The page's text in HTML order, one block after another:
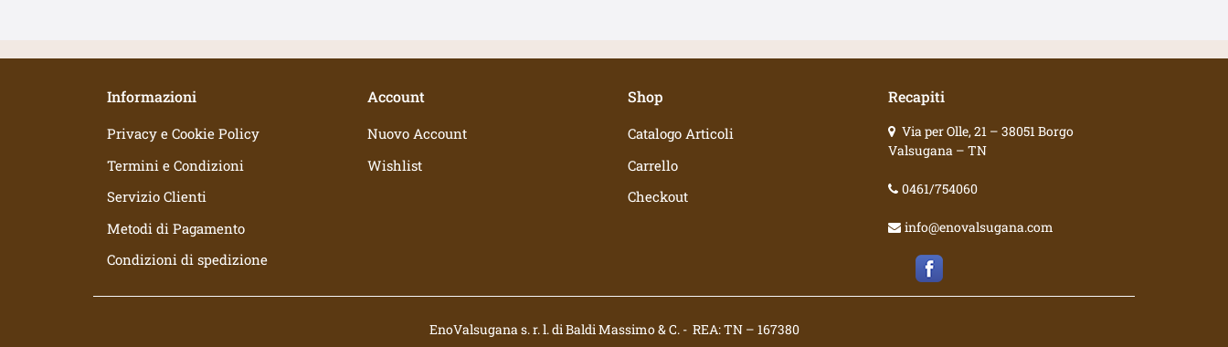
Informazioni
Privacy e Cookie Policy
Termini e Condizioni
Servizio Clienti
Metodi di Pagamento
Condizioni di spedizione
Account
Nuovo Account
Wishlist
Shop
Catalogo Articoli
Carrello
Checkout
Recapiti
Via per Olle, 21 – 38051 Borgo
Valsugana – TN
0461/754060
info@enovalsugana.com
EnoValsugana s. r. l. di Baldi Massimo & C. - REA: TN – 167380